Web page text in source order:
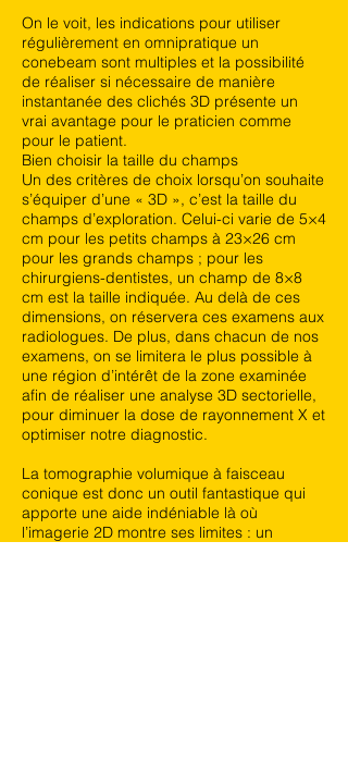
On le voit, les indications pour utiliser
régulièrement en omnipratique un
conebeam sont multiples et la possibilité
de réaliser si nécessaire de manière
instantanée des clichés 3D présente un
vrai avantage pour le praticien comme
pour le patient.
Bien choisir la taille du champs
Un des critères de choix lorsqu’on souhaite
s’équiper d’une « 3D », c’est la taille du
champs d’exploration. Celui-ci varie de 5×4
cm pour les petits champs à 23×26 cm
pour les grands champs ; pour les
chirurgiens-dentistes, un champ de 8×8
cm est la taille indiquée. Au delà de ces
dimensions, on réservera ces examens aux
radiologues. De plus, dans chacun de nos
examens, on se limitera le plus possible à
une région d’intérêt de la zone examinée
afin de réaliser une analyse 3D sectorielle,
pour diminuer la dose de rayonnement X et
optimiser notre diagnostic.
La tomographie volumique à faisceau
conique est donc un outil fantastique qui
apporte une aide indéniable là où
l’imagerie 2D montre ses limites : un